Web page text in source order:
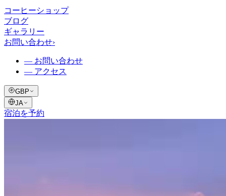
コーヒーショップ
ブログ
ギャラリー
お問い合わせ›
— お問い合わせ
— アクセス
GBP
JA
宿泊を予約